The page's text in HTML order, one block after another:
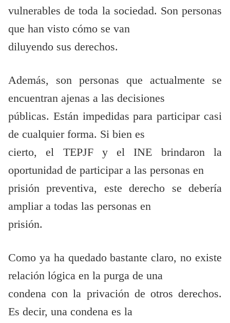
vulnerables de toda la sociedad. Son personas
que han visto cómo se van
diluyendo sus derechos.
Además, son personas que actualmente se
encuentran ajenas a las decisiones
públicas. Están impedidas para participar casi
de cualquier forma. Si bien es
cierto, el TEPJF y el INE brindaron la
oportunidad de participar a las personas en
prisión preventiva, este derecho se debería
ampliar a todas las personas en
prisión.
Como ya ha quedado bastante claro, no existe
relación lógica en la purga de una
condena con la privación de otros derechos.
Es decir, una condena es la